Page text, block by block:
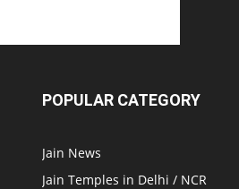
POPULAR CATEGORY
Jain News
Jain Temples in Delhi / NCR